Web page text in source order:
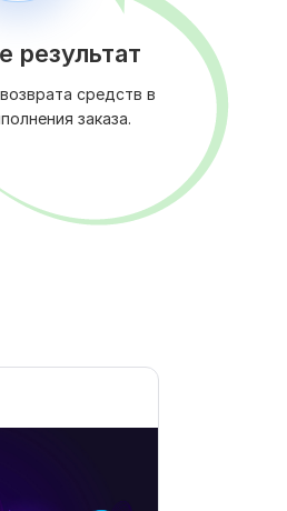
результат
средств в
заказа.